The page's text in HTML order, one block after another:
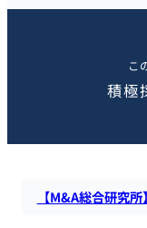
こ
積極
【M&A総合研究